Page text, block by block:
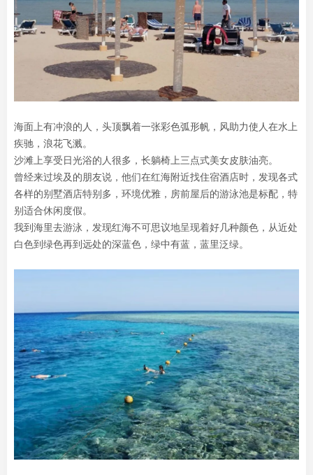
海面上有冲浪的人，头顶飘着一张彩色弧形帆，风助力使人在水上
疾驰，浪花飞溅。
沙滩上享受日光浴的人很多，长躺椅上三点式美女皮肤油亮。
曾经来过埃及的朋友说，他们在红海附近找住宿酒店时，发现各式
各样的别墅酒店特别多，环境优雅，房前屋后的游泳池是标配，特
别适合休闲度假。
我到海里去游泳，发现红海不可思议地呈现着好几种颜色，从近处
白色到绿色再到远处的深蓝色，绿中有蓝，蓝里泛绿。